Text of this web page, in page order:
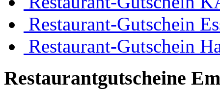
Restaurant-Gutschein
Restaurant-Gutschein
Restaurantgutscheine